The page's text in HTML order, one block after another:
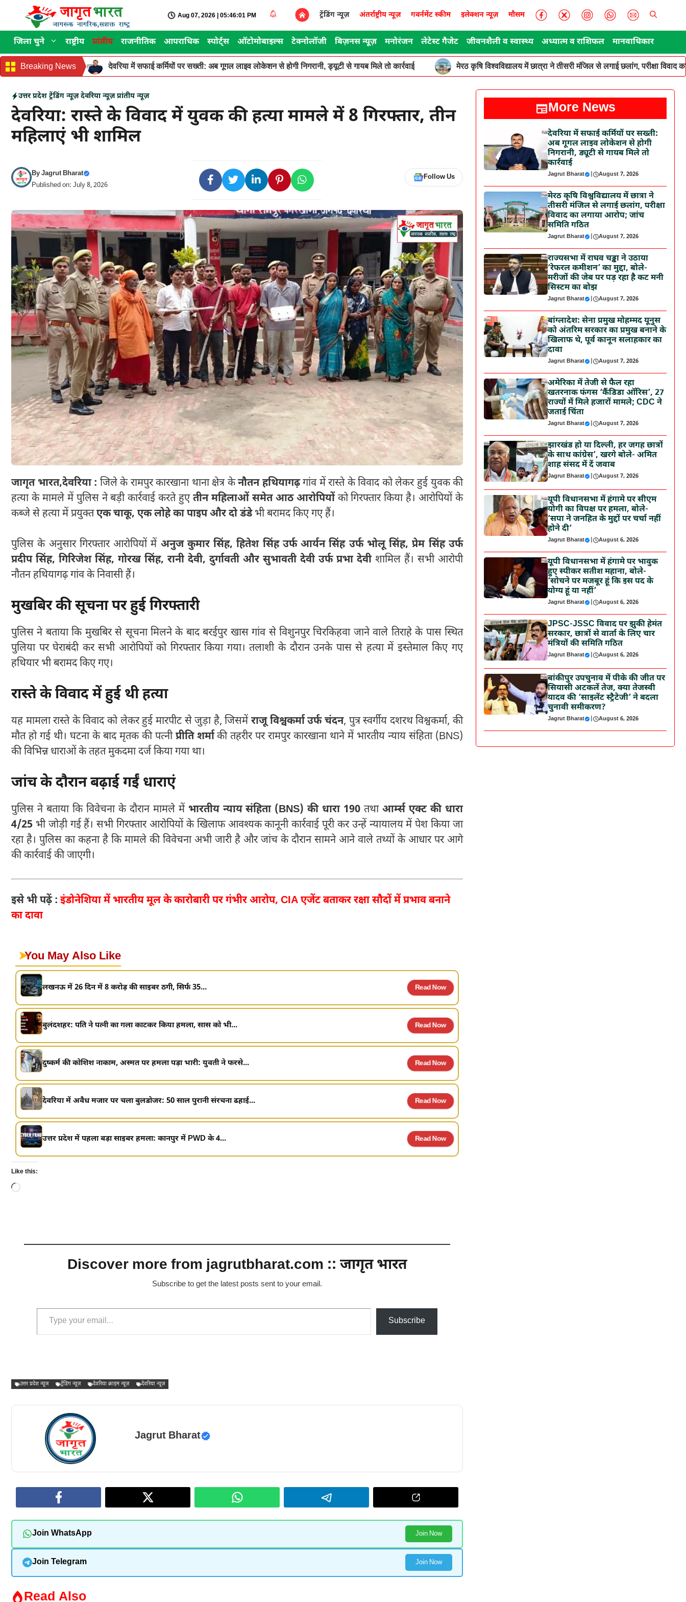
content
Aug 07, 2026 | 05:46:01 PM ट्रेंडिंग न्यूज़ अंतर्राष्ट्रीय न्यूज़ गवर्नमेंट स्कीम इलेक्शन न्यूज़ मौसम
जिला चुने राष्ट्रीय प्रांतीय राजनीतिक आपराधिक स्पोर्ट्स ऑटोमोबाइल्स टेक्नोलॉजी बिज़नस न्यूज़ मनोरंजन लेटेस्ट गैजेट जीवनशैली व स्वास्थ्य अध्यात्म व राशिफल मानवाधिकार
Breaking News देवरिया में सफाई कर्मियों पर सख्ती: अब गूगल लाइव लोकेशन से होगी निगरानी, ड्यूटी से गायब मिले तो कार्रवाई मेरठ कृषि विश्वविद्यालय में छात्रा ने तीसरी मंजिल से लगाई छलांग, परीक्षा विवाद
उत्तर प्रदेश ट्रेंडिंग न्यूज़ देवरिया न्यूज़ प्रांतीय न्यूज़
देवरिया: रास्ते के विवाद में युवक की हत्या मामले में 8 गिरफ्तार, तीन
महिलाएं भी शामिल
ByJagrut Bharat
Published on: July 8, 2026
Follow Us
जागृत भारत,देवरिया : जिले के रामपुर कारखाना थाना क्षेत्र केनौतन हथियागढ़गांव में रास्ते के विवाद को लेकर हुई युवक की
हत्या के मामले में पुलिस ने बड़ी कार्रवाई करते हुएतीन महिलाओं समेत आठ आरोपियोंको गिरफ्तार किया है। आरोपियों के
कब्जे से हत्या में प्रयुक्तएक चाकू, एक लोहे का पाइप और दो डंडेभी बरामद किए गए हैं।
पुलिस के अनुसार गिरफ्तार आरोपियों में अनुज कुमार सिंह, हितेश सिंह उर्फ आर्यन सिंह उर्फ भोलू सिंह, प्रेम सिंह उर्फ
प्रदीप सिंह, गिरिजेश सिंह, गोरख सिंह, रानी देवी, दुर्गावती और सुभावती देवी उर्फ प्रभा देवीशामिल हैं। सभी आरोपी
नौतन हथियागढ़ गांव के निवासी हैं।
मुखबिर की सूचना पर हुई गिरफ्तारी
पुलिस ने बताया कि मुखबिर से सूचना मिलने के बाद बरईपुर खास गांव से विशुनपुर चिरकिहवा जाने वाले तिराहे के पास स्थित
पुलिया पर घेराबंदी कर सभी आरोपियों को गिरफ्तार किया गया। तलाशी के दौरान उनके पास से हत्या में इस्तेमाल किए गए
हथियार भी बरामद किए गए।
रास्ते के विवाद में हुई थी हत्या
यह मामला रास्ते के विवाद को लेकर हुई मारपीट से जुड़ा है, जिसमेंराजू विश्वकर्मा उर्फ चंदन, पुत्र स्वर्गीय दशरथ विश्वकर्मा, की
मौत हो गई थी। घटना के बाद मृतक की पत्नीप्रीति शर्माकी तहरीर पर रामपुर कारखाना थाने में भारतीय न्याय संहिता (BNS)
की विभिन्न धाराओं के तहत मुकदमा दर्ज किया गया था।
जांच के दौरान बढ़ाई गईं धाराएं
पुलिस ने बताया कि विवेचना के दौरान मामले में भारतीय न्याय संहिता (BNS) की धारा 190 तथाआर्म्स एक्ट की धारा
4/25 भी जोड़ी गई हैं। सभी गिरफ्तार आरोपियों के खिलाफ आवश्यक कानूनी कार्रवाई पूरी कर उन्हें न्यायालय में पेश किया जा
रहा है। पुलिस का कहना है कि मामले की विवेचना अभी जारी है और जांच के दौरान सामने आने वाले तथ्यों के आधार पर आगे
की कार्रवाई की जाएगी।
इसे भी पढ़ें : इंडोनेशिया में भारतीय मूल के कारोबारी पर गंभीर आरोप, CIA एजेंट बताकर रक्षा सौदों में प्रभाव बनाने
का दावा
➤You May Also Like
लखनऊ में 26 दिन में 8 करोड़ की साइबर ठगी, सिर्फ 35... Read Now
बुलंदशहर: पति ने पत्नी का गला काटकर किया हमला, सास को भी... Read Now
दुष्कर्म की कोशिश नाकाम, अस्मत पर हमला पड़ा भारी: युवती ने फरसे... Read Now
देवरिया में अवैध मजार पर चला बुलडोजर: 50 साल पुरानी संरचना ढहाई... Read Now
उत्तर प्रदेश में पहला बड़ा साइबर हमला: कानपुर में PWD के 4... Read Now
Like this:
Loading…
Discover more from jagrutbharat.com :: जागृत भारत
Subscribe to get the latest posts sent to your email.
Type your email…
Subscribe
उत्तर प्रदेश न्यूज ट्रेंडिंग न्यूज़ देवरिया क्राइम न्यूज़ देवरिया न्यूज़
Jagrut Bharat
Join WhatsApp Join Now
Join Telegram Join Now
Read Also
More News
देवरिया में सफाई कर्मियों पर सख्ती:
अब गूगल लाइव लोकेशन से होगी
निगरानी, ड्यूटी से गायब मिले तो
कार्रवाई
Jagrut Bharat | August 7, 2026
मेरठ कृषि विश्वविद्यालय में छात्रा ने
तीसरी मंजिल से लगाई छलांग, परीक्षा
विवाद का लगाया आरोप; जांच
समिति गठित
Jagrut Bharat | August 7, 2026
राज्यसभा में राघव चड्ढा ने उठाया
‘रेफरल कमीशन’ का मुद्दा, बोले-
मरीजों की जेब पर पड़ रहा है कट मनी
सिस्टम का बोझ
Jagrut Bharat | August 7, 2026
बांग्लादेश: सेना प्रमुख मोहम्मद यूनुस
को अंतरिम सरकार का प्रमुख बनाने के
खिलाफ थे, पूर्व कानून सलाहकार का
दावा
Jagrut Bharat | August 7, 2026
अमेरिका में तेजी से फैल रहा
खतरनाक फंगस ‘कैंडिडा ऑरिस’, 27
राज्यों में मिले हजारों मामले; CDC ने
जताई चिंता
Jagrut Bharat | August 7, 2026
झारखंड हो या दिल्ली, हर जगह छात्रों
के साथ कांग्रेस’, खरगे बोले- अमित
शाह संसद में दें जवाब
Jagrut Bharat | August 7, 2026
यूपी विधानसभा में हंगामे पर सीएम
योगी का विपक्ष पर हमला, बोले-
‘सपा ने जनहित के मुद्दों पर चर्चा नहीं
होने दी’
Jagrut Bharat | August 6, 2026
यूपी विधानसभा में हंगामे पर भावुक
हुए स्पीकर सतीश महाना, बोले-
‘सोचने पर मजबूर हूं कि इस पद के
योग्य हूं या नहीं’
Jagrut Bharat | August 6, 2026
JPSC-JSSC विवाद पर झुकी हेमंत
सरकार, छात्रों से वार्ता के लिए चार
मंत्रियों की समिति गठित
Jagrut Bharat | August 6, 2026
बांकीपुर उपचुनाव में पीके की जीत पर
सियासी अटकलें तेज, क्या तेजस्वी
यादव की ‘साइलेंट स्ट्रैटेजी’ ने बदला
चुनावी समीकरण?
Jagrut Bharat | August 6, 2026